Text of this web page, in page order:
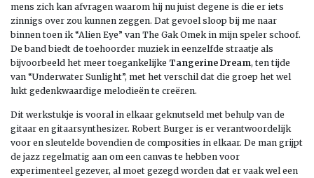
mens zich kan afvragen waarom hij nu juist degene is die er iets
zinnigs over zou kunnen zeggen. Dat gevoel sloop bij me naar
binnen toen ik “Alien Eye” van The Gak Omek in mijn speler schoof.
De band biedt de toehoorder muziek in eenzelfde straatje als
bijvoorbeeld het meer toegankelijke Tangerine Dream, ten tijde
van “Underwater Sunlight”, met het verschil dat die groep het wel
lukt gedenkwaardige melodieën te creëren.
Dit werkstukje is vooral in elkaar geknutseld met behulp van de
gitaar en gitaarsynthesizer. Robert Burger is er verantwoordelijk
voor en sleutelde bovendien de composities in elkaar. De man grijpt
de jazz regelmatig aan om een canvas te hebben voor
experimenteel gezever, al moet gezegd worden dat er vaak wel een